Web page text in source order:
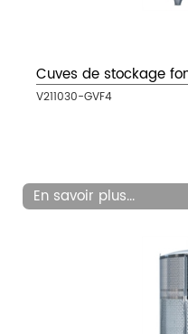
Cuves de stockage
V211030-GVF4
En savoir plus...